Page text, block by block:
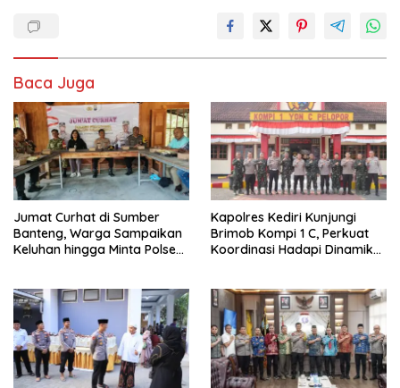
Baca Juga
Jumat Curhat di Sumber
Banteng, Warga Sampaikan
Keluhan hingga Minta Polsek
Kapolres Kediri Kunjungi
Brimob Kompi 1 C, Perkuat
Koordinasi Hadapi Dinamika